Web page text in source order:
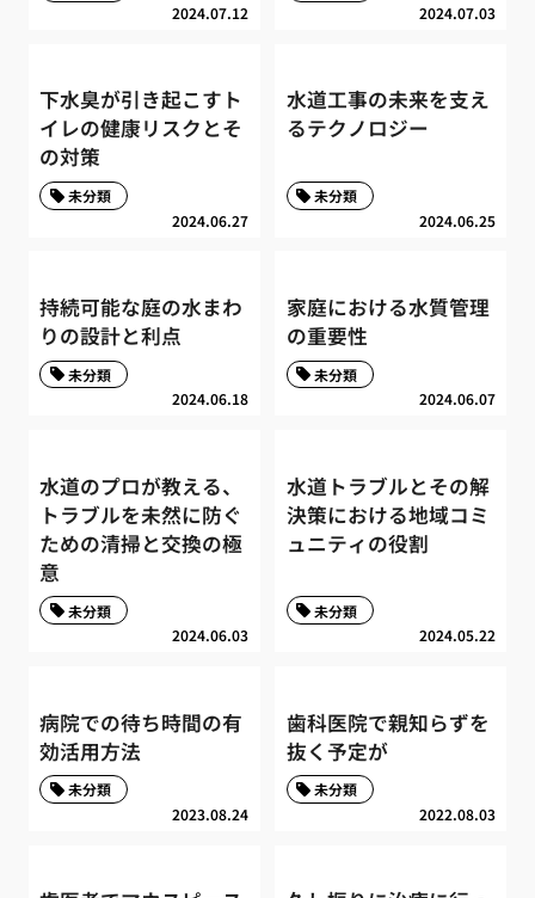
2024.07.12 2024.07.03
下水臭が引き起こすト
イレの健康リスクとそ
の対策
2024.06.27
未分類
水道工事の未来を支え
るテクノロジー
2024.06.25
未分類
持続可能な庭の水まわ
りの設計と利点
2024.06.18
未分類
家庭における水質管理
の重要性
2024.06.07
未分類
水道のプロが教える、
トラブルを未然に防ぐ
ための清掃と交換の極
意
2024.06.03
未分類
水道トラブルとその解
決策における地域コミ
ュニティの役割
2024.05.22
未分類
病院での待ち時間の有
効活用方法
2023.08.24
未分類
歯科医院で親知らずを
抜く予定が
2022.08.03
未分類